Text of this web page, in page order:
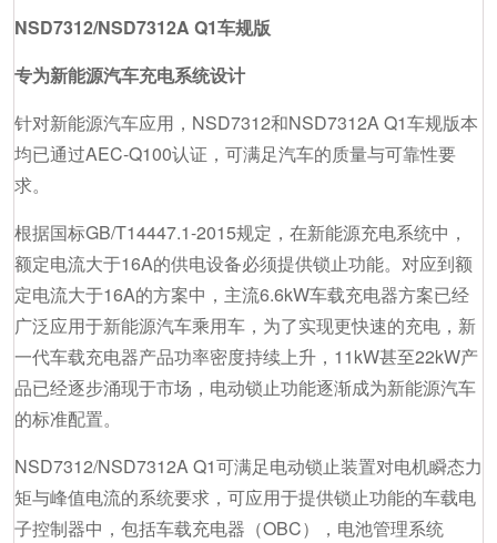
NSD7312/NSD7312A Q1车规版
专为新能源汽车充电系统设计
针对新能源汽车应用，NSD7312和NSD7312A Q1车规版本
均已通过AEC-Q100认证，可满足汽车的质量与可靠性要
求。
根据国标GB/T14447.1-2015规定，在新能源充电系统中，
额定电流大于16A的供电设备必须提供锁止功能。对应到额
定电流大于16A的方案中，主流6.6kW车载充电器方案已经
广泛应用于新能源汽车乘用车，为了实现更快速的充电，新
一代车载充电器产品功率密度持续上升，11kW甚至22kW产
品已经逐步涌现于市场，电动锁止功能逐渐成为新能源汽车
的标准配置。
NSD7312/NSD7312A Q1可满足电动锁止装置对电机瞬态力
矩与峰值电流的系统要求，可应用于提供锁止功能的车载电
子控制器中，包括车载充电器（OBC），电池管理系统